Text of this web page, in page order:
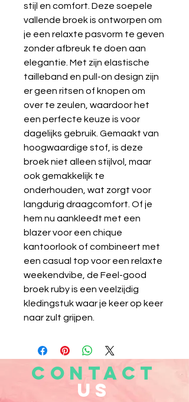
stijl en comfort. Deze soepele
vallende broek is ontworpen om
je een relaxte pasvorm te geven
zonder afbreuk te doen aan
elegantie. Met zijn elastische
tailleband en pull-on design zijn
er geen ritsen of knopen om
over te zeulen, waardoor het
een perfecte keuze is voor
dagelijks gebruik. Gemaakt van
hoogwaardige stof, is deze
broek niet alleen stijlvol, maar
ook gemakkelijk te
onderhouden, wat zorgt voor
langdurig draagcomfort. Of je
hem nu aankleedt met een
blazer voor een chique
kantoorlook of combineert met
een casual top voor een relaxte
weekendvibe, de Feel-good
broek ruby is een veelzijdig
kledingstuk waar je keer op keer
naar zult grijpen.
CONTACT
US